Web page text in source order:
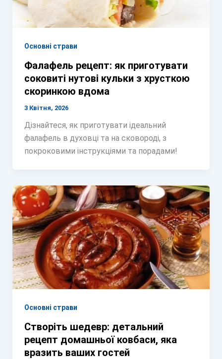
Основні страви
Фалафель рецепт: як приготувати
соковиті нутові кульки з хрусткою
скоринкою вдома
3 Квітня, 2026
Дізнайтеся, як приготувати ідеальний
фалафель в духовці та на сковороді, з
покроковими інструкціями та порадами!
Основні страви
Створіть шедевр: детальний
рецепт домашньої ковбаси, яка
вразить ваших гостей